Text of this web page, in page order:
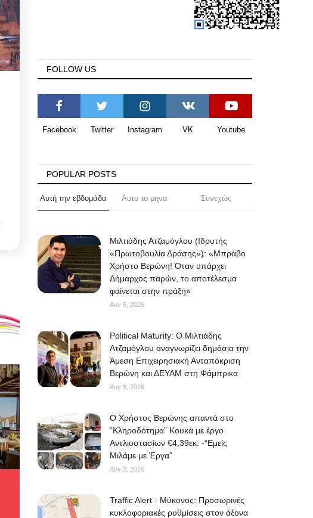
FOLLOW US
Facebook Twitter Instagram VK Youtube
POPULAR POSTS
Αυτή την εβδομάδα Αυτο το μηνα Συνεχώς
Μιλτιάδης Ατζαμόγλου (Ιδρυτής
«Πρωτοβουλία Δράσης»): «Μπράβο
Χρήστο Βερώνη! Όταν υπάρχει
Δήμαρχος παρών, το αποτέλεσμα
φαίνεται στην πράξη»
Αυγ 5, 2026
Political Maturity: Ο Μιλτιάδης
Ατζαμόγλου αναγνωρίζει δημόσια την
Άμεση Επιχειρησιακή Ανταπόκριση
Βερώνη και ΔΕΥΑΜ στη Φάμπρικα
Αυγ 3, 2026
O Χρήστος Βερώνης απαντά στο
“Κληροδότημα” Κουκά με έργο
Αντλιοστασίων €4,39εκ. -“Εμείς
Μιλάμε με Έργα”
Αυγ 3, 2026
Traffic Alert - Μύκονος: Προσωρινές
κυκλοφοριακές ρυθμίσεις στον άξονα